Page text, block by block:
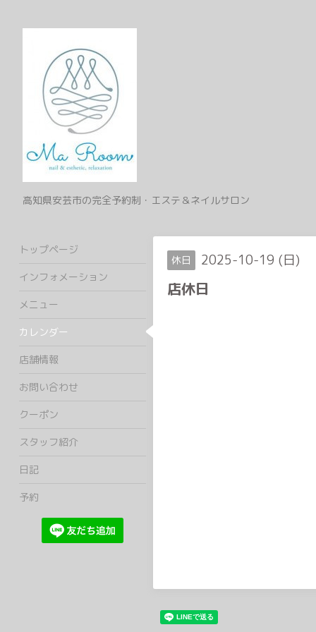
高知県安芸市の完全予約制・エステ＆ネイルサロン
休日 2025-10-19 (日)
店休日
トップページ
インフォメーション
メニュー
カレンダー
店舗情報
お問い合わせ
クーポン
スタッフ紹介
日記
予約